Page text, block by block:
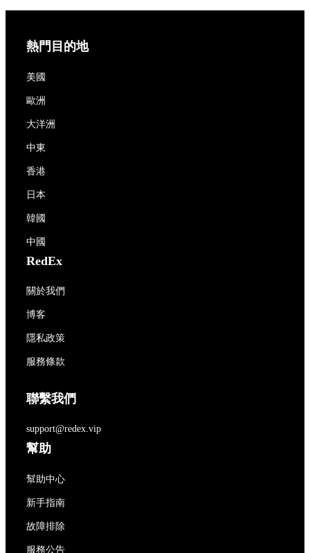
熱門目的地
美國
歐洲
大洋洲
中東
香港
日本
韓國
中國
RedEx
關於我們
博客
隱私政策
服務條款
聯繫我們
support@redex.vip
幫助
幫助中心
新手指南
故障排除
服務公告